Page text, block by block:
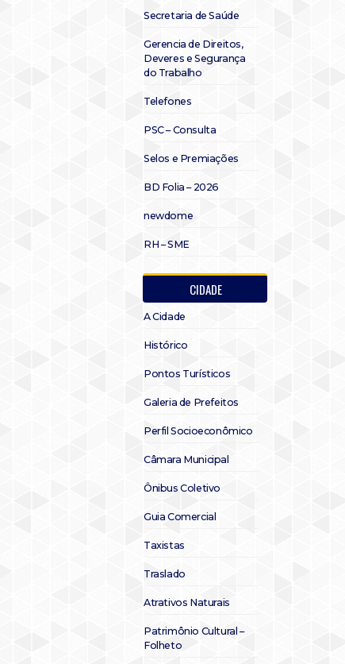
Secretaria de Saúde
Gerencia de Direitos,
Deveres e Segurança
do Trabalho
Telefones
PSC – Consulta
Selos e Premiações
BD Folia – 2026
newdome
RH – SME
CIDADE
A Cidade
Histórico
Pontos Turísticos
Galeria de Prefeitos
Perfil Socioeconômico
Câmara Municipal
Ônibus Coletivo
Guia Comercial
Taxistas
Traslado
Atrativos Naturais
Patrimônio Cultural –
Folheto